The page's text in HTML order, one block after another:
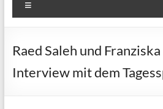
Raed Saleh und
Interview mit dem